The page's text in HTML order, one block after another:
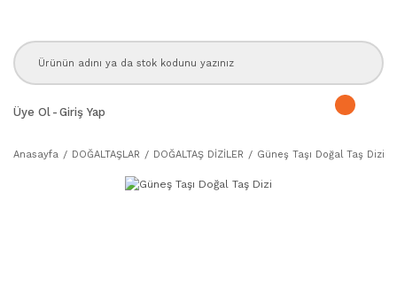
Üye Ol - Giriş Yap
Anasayfa DOĞALTAŞLAR DOĞALTAŞ DİZİLER Güneş Taşı Doğal Taş Dizi